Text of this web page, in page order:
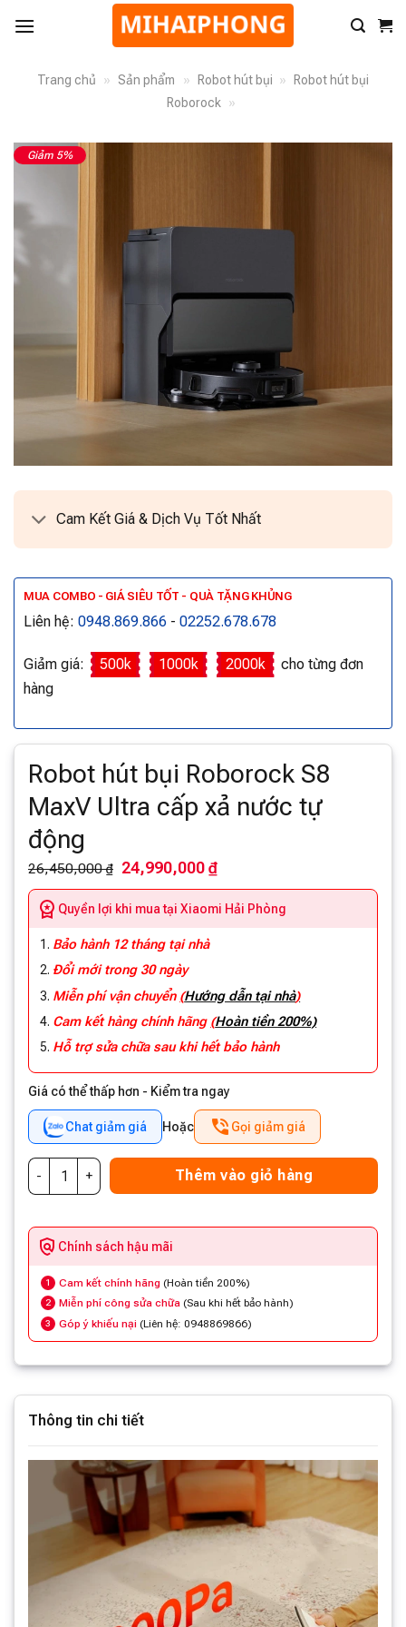
Trang chủ » Sản phẩm » Robot hút bụi »
Robot hút bụi
Roborock
»
Giảm 5%
Cam Kết Giá & Dịch Vụ Tốt Nhất
MUA COMBO - GIÁ SIÊU TỐT - QUÀ TẶNG KHỦNG
Liên hệ: 0948.869.866 - 02252.678.678
Giảm giá: 500k 1000k 2000k
cho từng đơn
hàng
Robot hút bụi Roborock S8
MaxV Ultra cấp xả nước tự
động
26,450,000 ₫ 24,990,000 ₫
Quyền lợi khi mua tại Xiaomi Hải Phòng
Bảo hành 12 tháng tại nhà
Đổi mới trong 30 ngày
Miễn phí vận chuyển (Hướng dẫn tại nhà)
Cam kết hàng chính hãng (Hoàn tiền 200%)
Hỗ trợ sửa chữa sau khi hết bảo hành
Giá có thể thấp hơn - Kiểm tra ngay
Chat giảm giá Hoặc Gọi giảm giá
Thêm vào giỏ hàng
Chính sách hậu mãi
1 Cam kết chính hãng (Hoàn tiền 200%)
2 Miễn phí công sửa chữa (Sau khi hết bảo hành)
3 Góp ý khiếu nại (Liên hệ: 0948869866)
Thông tin chi tiết